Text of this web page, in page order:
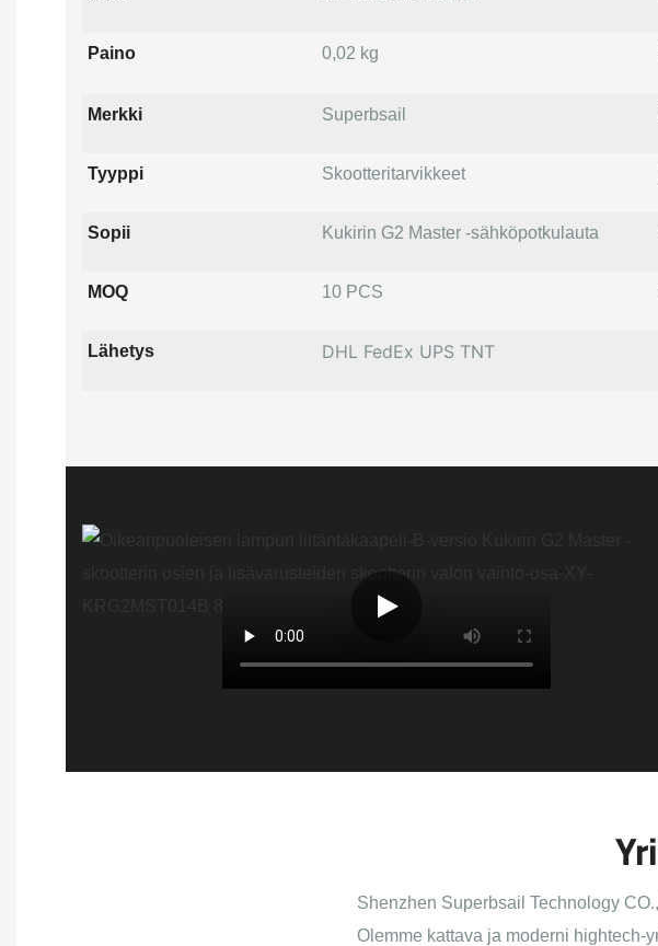
Paino 0,02 kg
Merkki Superbsail
Tyyppi Skootteritarvikkeet
Sopii Kukirin G2 Master -sähköpotkulauta
MOQ 10 PCS
Lähetys DHL FedEx UPS TNT
Shenzhen Superbsail Technology
Olemme kattava ja moderni hightech-